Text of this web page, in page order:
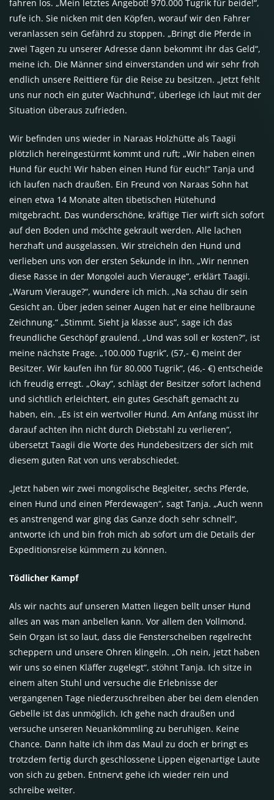
fahren los. „Mein letztes Angebot! 970.000 Tugrik für beide!“,
rufe ich. Sie nicken mit den Köpfen, worauf wir den Fahrer
veranlassen sein Gefährd zu stoppen. „Bringt die Pferde in
zwei Tagen zu unserer Adresse dann bekommt ihr das Geld“,
meine ich. Die Männer sind einverstanden und wir sehr froh
endlich unsere Reittiere für die Reise zu besitzen. „Jetzt fehlt
uns nur noch ein guter Wachhund“, überlege ich laut mit der
Situation überaus zufrieden.
Wir befinden uns wieder in Naraas Holzhütte als Taagii
plötzlich hereingestürmt kommt und ruft; „Wir haben einen
Hund für euch! Wir haben einen Hund für euch!“ Tanja und
ich laufen nach draußen. Ein Freund von Naraas Sohn hat
einen etwa 14 Monate alten tibetischen Hütehund
mitgebracht. Das wunderschöne, kräftige Tier wirft sich sofort
auf den Boden und möchte gekrault werden. Alle lachen
herzhaft und ausgelassen. Wir streicheln den Hund und
verlieben uns von der ersten Sekunde in ihn. „Wir nennen
diese Rasse in der Mongolei auch Vierauge“, erklärt Taagii.
„Warum Vierauge?“, wundere ich mich. „Na schau dir sein
Gesicht an. Über jeden seiner Augen hat er eine hellbraune
Zeichnung.“ „Stimmt. Sieht ja klasse aus“, sage ich das
freundliche Geschöpf graulend. „Und was soll er kosten?“, ist
meine nächste Frage. „100.000 Tugrik“, (57,- €) meint der
Besitzer. Wir kaufen ihn für 80.000 Tugrik“, (46,- €) entscheide
ich freudig erregt. „Okay“, schlägt der Besitzer sofort lachend
und sichtlich erleichtert, ein gutes Geschäft gemacht zu
haben, ein. „Es ist ein wertvoller Hund. Am Anfang müsst ihr
darauf achten ihn nicht durch Diebstahl zu verlieren“,
übersetzt Taagii die Worte des Hundebesitzers der sich mit
diesem guten Rat von uns verabschiedet.
„Jetzt haben wir zwei mongolische Begleiter, sechs Pferde,
einen Hund und einen Pferdewagen“, sagt Tanja. „Auch wenn
es anstrengend war ging das Ganze doch sehr schnell“,
antworte ich und bin froh mich ab sofort um die Details der
Expeditionsreise kümmern zu können.
Tödlicher Kampf
Als wir nachts auf unseren Matten liegen bellt unser Hund
alles an was man anbellen kann. Vor allem den Vollmond.
Sein Organ ist so laut, dass die Fensterscheiben regelrecht
scheppern und unsere Ohren klingeln. „Oh nein, jetzt haben
wir uns so einen Kläffer zugelegt“, stöhnt Tanja. Ich sitze in
einem alten Stuhl und versuche die Erlebnisse der
vergangenen Tage niederzuschreiben aber bei dem elenden
Gebelle ist das unmöglich. Ich gehe nach draußen und
versuche unseren Neuankömmling zu beruhigen. Keine
Chance. Dann halte ich ihm das Maul zu doch er bringt es
trotzdem fertig durch geschlossene Lippen eigenartige Laute
von sich zu geben. Entnervt gehe ich wieder rein und
schreibe weiter.